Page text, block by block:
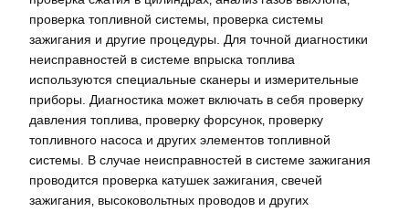
проверка топливной системы‚ проверка системы
зажигания и другие процедуры. Для точной диагностики
неисправностей в системе впрыска топлива
используются специальные сканеры и измерительные
приборы. Диагностика может включать в себя проверку
давления топлива‚ проверку форсунок‚ проверку
топливного насоса и других элементов топливной
системы. В случае неисправностей в системе зажигания
проводится проверка катушек зажигания‚ свечей
зажигания‚ высоковольтных проводов и других